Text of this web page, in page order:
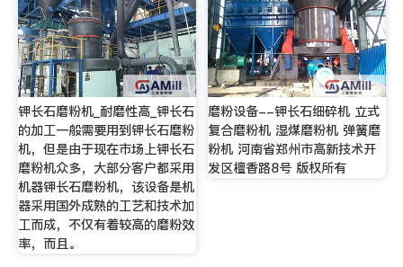
钾长石磨粉机_耐磨性高_钾长石
的加工一般需要用到钾长石磨粉
机，但是由于现在市场上钾长石
磨粉机众多，大部分客户都采用
机器钾长石磨粉机，该设备是机
器采用国外成熟的工艺和技术加
工而成，不仅有着较高的磨粉效
率，而且。
磨粉设备--钾长石细碎机 立式
复合磨粉机 湿煤磨粉机 弹簧磨
粉机 河南省郑州市高新技术开
发区檀香路8号 版权所有